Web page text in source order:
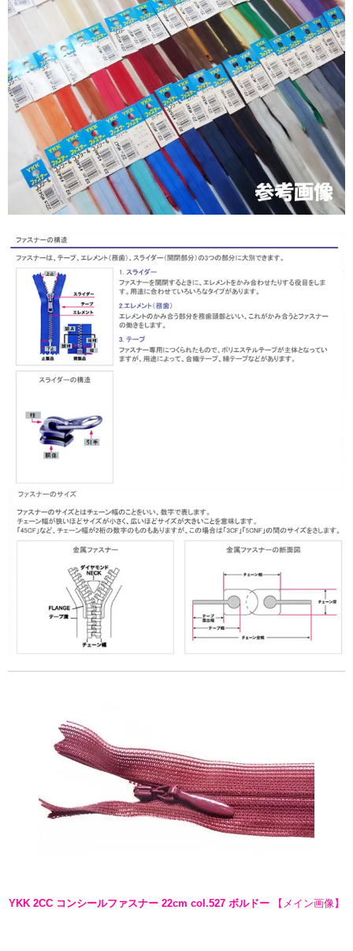
YKK 2CC コンシールファスナー 22cm col.527 ボルドー 【メイン画像】